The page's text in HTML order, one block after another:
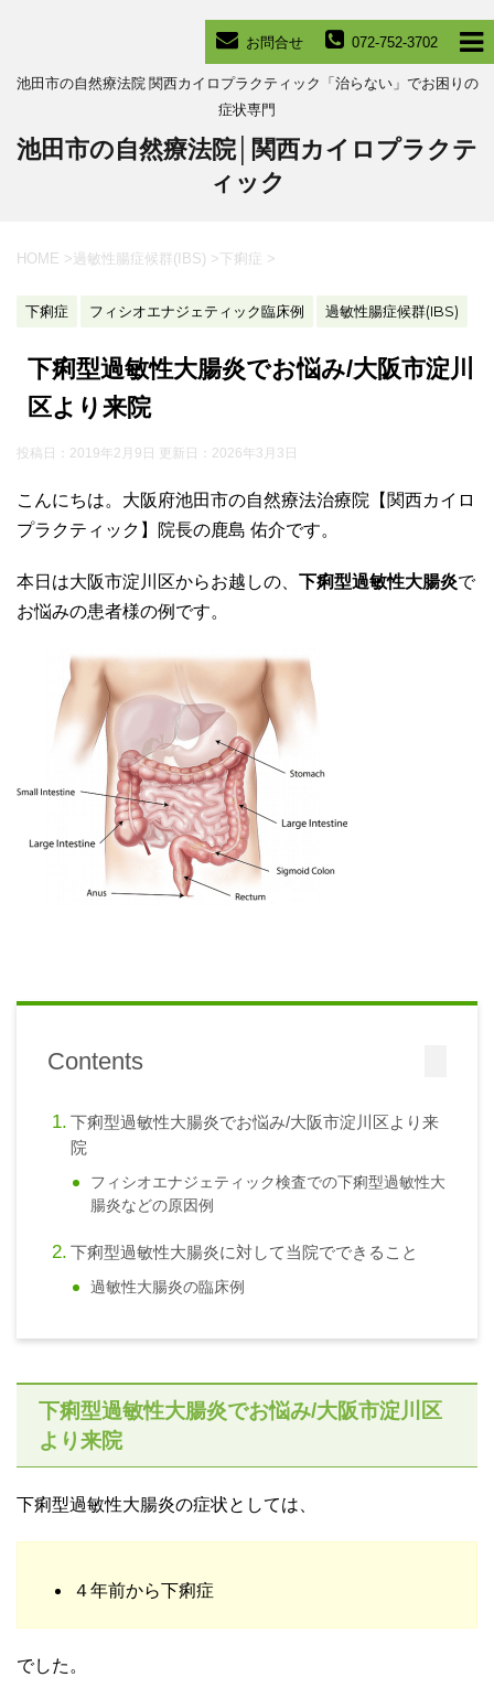
072-752-3702
お問合せ
池田市の自然療法院 関西カイロプラクティック「治らない」でお困りの
症状専門
池田市の自然療法院│関西カイロプラクテ
ィック
HOME >過敏性腸症候群(IBS) >下痢症 >
下痢症 フィシオエナジェティック臨床例 過敏性腸症候群(IBS)
下痢型過敏性大腸炎でお悩み/大阪市淀川
区より来院
投稿日：2019年2月9日 更新日： 2026年3月3日
こんにちは。大阪府池田市の自然療法治療院【関西カイロ
プラクティック】院長の鹿島 佑介です。
本日は大阪市淀川区からお越しの、 下痢型過敏性大腸炎で
お悩みの患者様の例です。
Contents
下痢型過敏性大腸炎でお悩み/大阪市淀川区より来
院
フィシオエナジェティック検査での下痢型過敏性大
腸炎などの原因例
下痢型過敏性大腸炎に対して当院でできること
過敏性大腸炎の臨床例
下痢型過敏性大腸炎でお悩み/大阪市淀川区
より来院
下痢型過敏性大腸炎の症状としては、
４年前から下痢症
でした。